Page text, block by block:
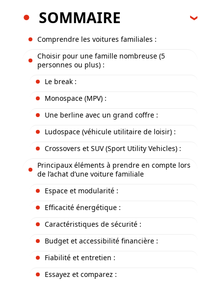
SOMMAIRE
Comprendre les voitures familiales :
Choisir pour une famille nombreuse (5
personnes ou plus) :
Le break :
Monospace (MPV) :
Une berline avec un grand coffre :
Ludospace (véhicule utilitaire de loisir) :
Crossovers et SUV (Sport Utility Vehicles) :
Principaux éléments à prendre en compte lors
de l’achat d’une voiture familiale
Espace et modularité :
Efficacité énergétique :
Caractéristiques de sécurité :
Budget et accessibilité financière :
Fiabilité et entretien :
Essayez et comparez :